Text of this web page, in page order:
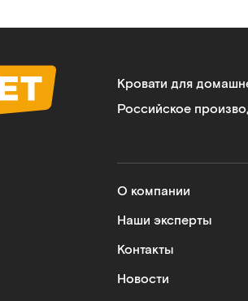
Кровати для
Российское
О компании
Наши эксперты
Контакты
Новости